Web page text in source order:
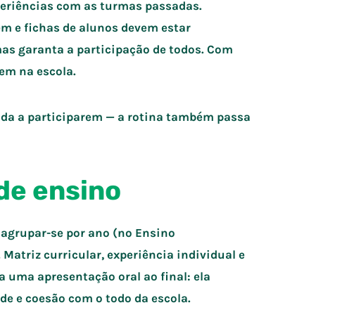
com as turmas passadas.
e fichas de alunos devem estar
garanta a participação de todos. Com
na escola.
a participarem — a rotina também passa
ensino
se por ano (no Ensino
Matriz curricular, experiência individual e
uma apresentação oral ao final: ela
e coesão com o todo da escola.